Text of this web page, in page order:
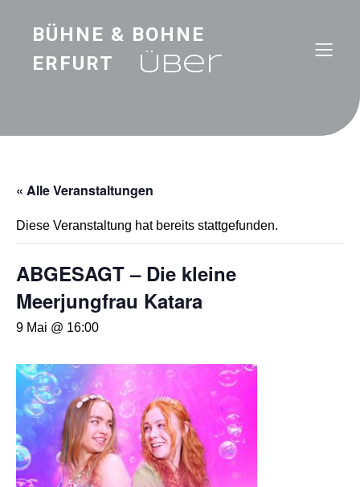
BÜHNE & BOHNE
ERFURT
Über
« Alle Veranstaltungen
Diese Veranstaltung hat bereits stattgefunden.
ABGESAGT – Die kleine
Meerjungfrau Katara
9 Mai @ 16:00